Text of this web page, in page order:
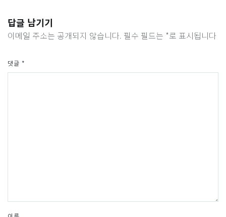
답글 남기기
이메일 주소는 공개되지 않습니다. 필수 필드는 *로 표시됩니다
댓글 *